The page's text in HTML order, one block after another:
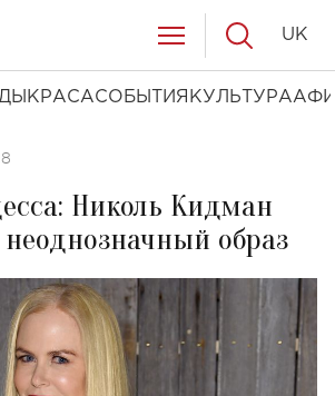
КРАСАСОБЫТИЯ КУЛЬТУРА
UK
Николь Кидман
образ